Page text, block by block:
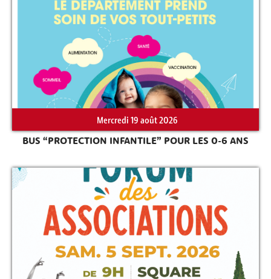
Rechercher sur le site
Mercredi 19 août 2026
BUS “PROTECTION INFANTILE” POUR LES 0-6 ANS